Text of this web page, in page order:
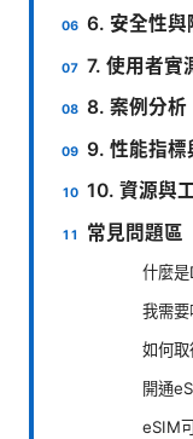
6. 安全性與
7. 使用者實
8. 案例分析
9. 性能指標
10. 資源與
常見問題區
什麼
我需
如何
開通
eSIM